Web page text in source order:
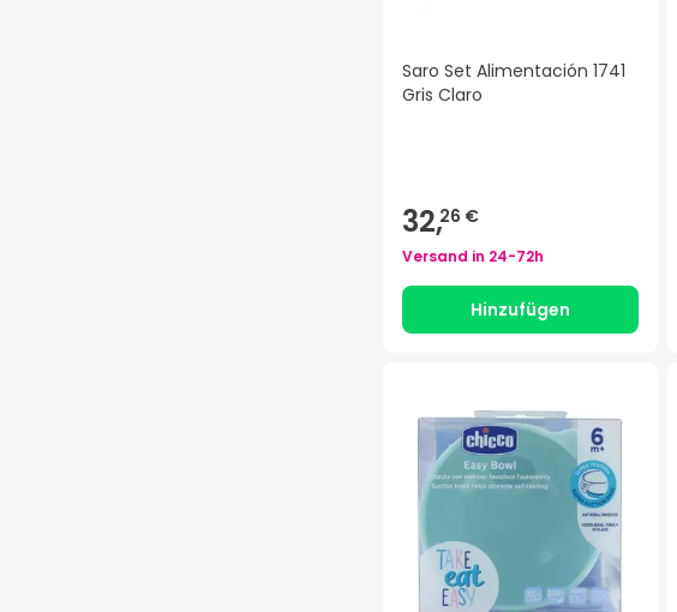
Saro Set Alimentación 1741
Gris Claro
32,26 €
Versand in 24-72h
Hinzufügen